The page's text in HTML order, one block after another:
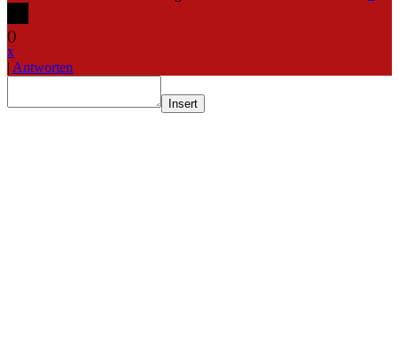
()
x
| Antworten
Insert